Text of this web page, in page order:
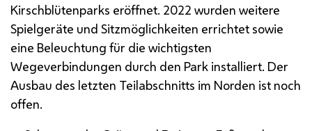
Kirschblütenparks eröffnet. 2022 wurden weitere
Spielgeräte und Sitzmöglichkeiten errichtet sowie
eine Beleuchtung für die wichtigsten
Wegeverbindungen durch den Park installiert. Der
Ausbau des letzten Teilabschnitts im Norden ist noch
offen.